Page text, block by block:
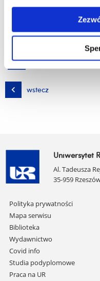
Pobierz
plik
OSOTT Plakat
wstecz
Uniwersytet
Al. Tadeusza
35-959
Pomiń
nawigację
i
przejdź
do
treści
Polityka prywatności
Mapa serwisu
Biblioteka
Wydawnictwo
Covid info
Studia podyplomowe
Praca na UR